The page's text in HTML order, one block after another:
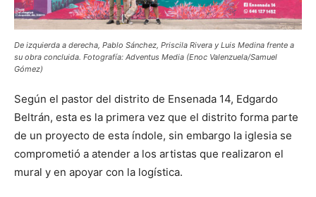
De izquierda a derecha, Pablo Sánchez, Priscila Rivera y Luis Medina frente a
su obra concluida. Fotografía: Adventus Media (Enoc Valenzuela/Samuel
Gómez)
Según el pastor del distrito de Ensenada 14, Edgardo
Beltrán, esta es la primera vez que el distrito forma parte
de un proyecto de esta índole, sin embargo la iglesia se
comprometió a atender a los artistas que realizaron el
mural y en apoyar con la logística.